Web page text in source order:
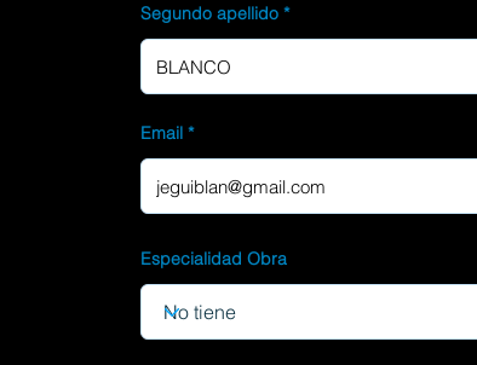
Segundo apellido
Email
Especialidad Obra